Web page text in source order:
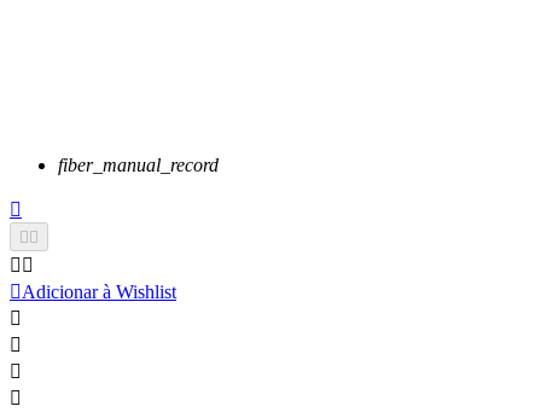
fiber_manual_record

 
 
Adicionar à Wishlist



